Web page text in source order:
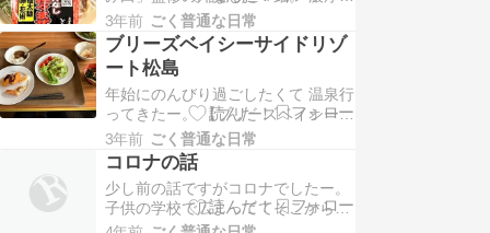
で」ってのを食べた。 胸肉のような
サックリ歯…
ごまダレに 花椒の爽やかなシビレを
感じる仕立て。 だそうです。 600円
（税込648円） とみ田も坦々麺も好
きだし買ってみた。 このモチっとワ
シっとした麺が良い。 付属の花椒全
部入れると、いい痺れ。 辛さはあま
り…
3年前 ごく普通な日常
ブリーズベイシーサイドリゾ
ート松島
年始にのんびり過ごしたくて 温泉行
ってきたー。 【ブリーズベイシーサ
イドリゾート松島】 よく調べもせず
に行ったんだけど すごく良かった！
まずチェックインしたら無料で楽し
める 「ハッピーアワーとあったかお
でんサービス」 何とアルコールやお
3年前 ごく普通な日常
コロナの話
少し前の話ですがコロナでしたー。
子供の学校で広まっててそこから。
増えてるなーとは思ったけど、 まさ